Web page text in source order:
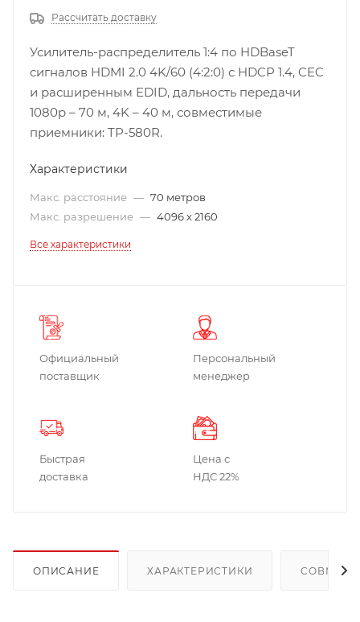
Рассчитать доставку
Усилитель-распределитель 1:4 по HDBaseT
сигналов HDMI 2.0 4K/60 (4:2:0) с HDCP 1.4, CEC
и расширенным EDID, дальность передачи
1080p – 70 м, 4K – 40 м, совместимые
приемники: TP-580R.
Характеристики
Макс. расстояние — 70 метров
Макс. разрешение — 4096 x 2160
Все характеристики
Официальный
поставщик
Персональный
менеджер
Быстрая
доставка
Цена с
НДС 22%
ОПИСАНИЕ ХАРАКТЕРИСТИКИ